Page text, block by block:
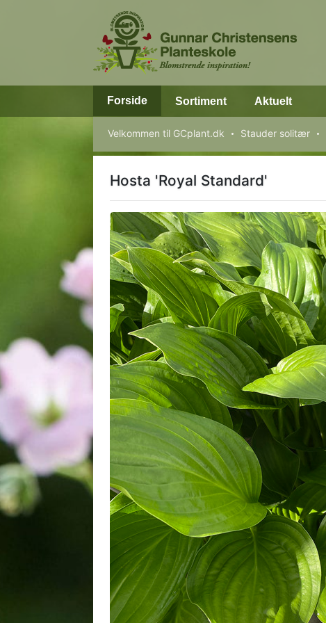
Forside Sortiment Aktuelt
Velkommen til GCplant.dk Stauder solitær
Hosta 'Royal Standard'